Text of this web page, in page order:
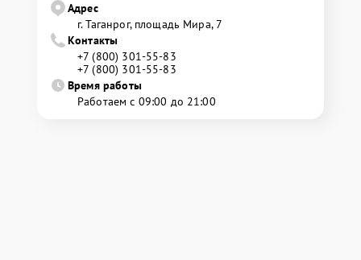
Адрес
г. Таганрог, площадь Мира, 7
Контакты
+7 (800) 301-55-83
+7 (800) 301-55-83
Время работы
Работаем с 09:00 до 21:00